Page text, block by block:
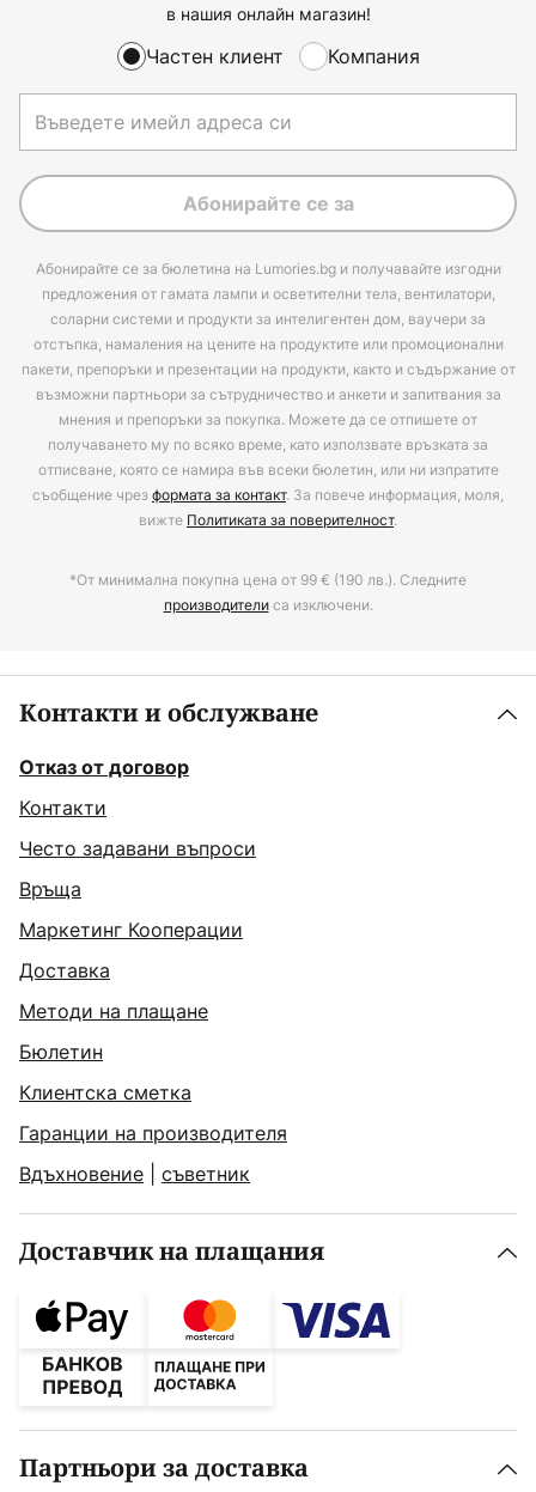
в нашия онлайн магазин!
Частен клиент Компания
Абонирайте се за
Абонирайте се за бюлетина на Lumories.bg и получавайте изгодни
предложения от гамата лампи и осветителни тела, вентилатори,
соларни системи и продукти за интелигентен дом, ваучери за
отстъпка, намаления на цените на продуктите или промоционални
пакети, препоръки и презентации на продукти, както и съдържание от
възможни партньори за сътрудничество и анкети и запитвания за
мнения и препоръки за покупка. Можете да се отпишете от
получаването му по всяко време, като използвате връзката за
отписване, която се намира във всеки бюлетин, или ни изпратите
съобщение чрезформата за контакт. За повече информация, моля,
вижте Политиката за поверителност.
*От минимална покупна цена от 99 € (190 лв.). Следните
производителиса изключени.
Контакти и обслужване
Отказ от договор
Контакти
Често задавани въпроси
Връща
Маркетинг Кооперации
Доставка
Методи на плащане
Бюлетин
Клиентска сметка
Гаранции на производителя
Вдъхновение
съветник
Доставчик на плащания
Партньори за доставка